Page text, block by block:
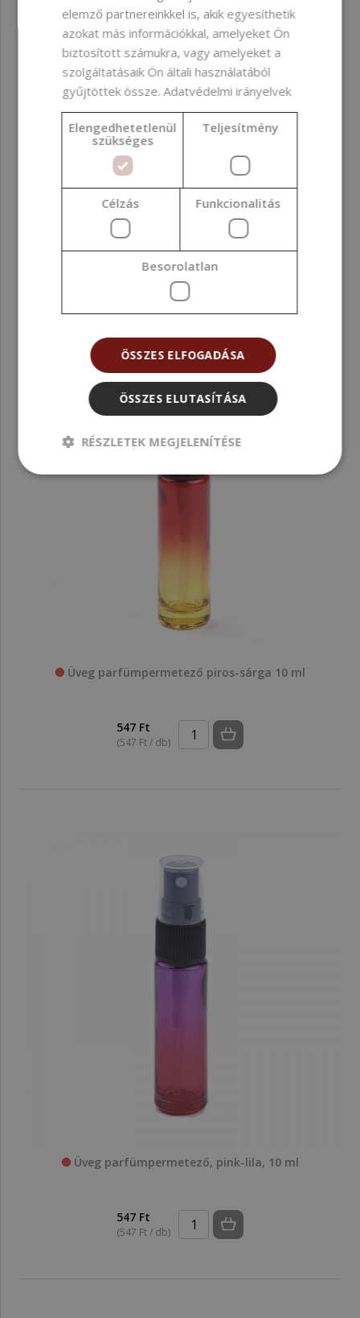
251 Ft
(251 Ft / db)
Üveg parfümpermetező piros-sárga 10 ml
547 Ft
(547 Ft / db)
Üveg parfümpermetező, pink-lila, 10 ml
547 Ft
(547 Ft / db)
elemző partnereinkkel is, akik egyesíthetik
azokat más információkkal, amelyeket Ön
biztosított számukra, vagy amelyeket a
szolgáltatásaik Ön általi használatából
gyűjtöttek össze.Adatvédelmi irányelvek
Elengedhetetlenül
szükséges
Teljesítmény
Célzás Funkcionalitás
Besorolatlan
ÖSSZES ELFOGADÁSA
ÖSSZES ELUTASÍTÁSA
RÉSZLETEK MEGJELENÍTÉSE